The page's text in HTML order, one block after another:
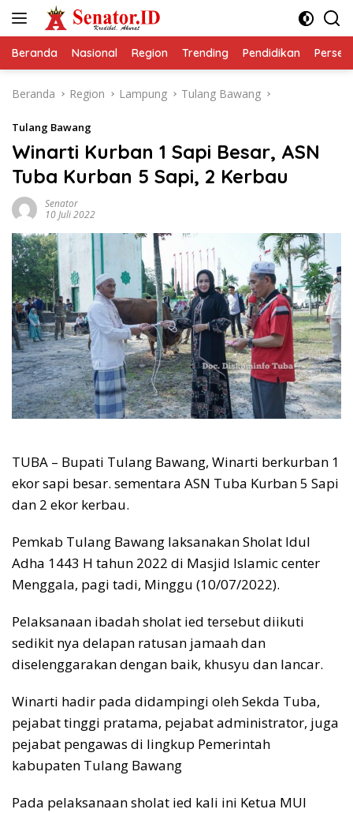
Beranda Nasional Region Trending Pendidikan
Beranda Region Lampung Tulang Bawang
Tulang Bawang
Winarti Kurban 1 Sapi Besar, ASN
Tuba Kurban 5 Sapi, 2 Kerbau
Senator
10 Juli 2022
TUBA – Bupati Tulang Bawang, Winarti berkurban 1
ekor sapi besar. sementara ASN Tuba Kurban 5 Sapi
dan 2 ekor kerbau.
Pemkab Tulang Bawang laksanakan Sholat Idul
Adha 1443 H tahun 2022 di Masjid Islamic center
Menggala, pagi tadi, Minggu (10/07/2022).
Pelaksanaan ibadah sholat ied tersebut diikuti
sedikit nya delapan ratusan jamaah dan
diselenggarakan dengan baik, khusyu dan lancar.
Winarti hadir pada didampingi oleh Sekda Tuba,
pejabat tinggi pratama, pejabat administrator, juga
pejabat pengawas di lingkup Pemerintah
kabupaten Tulang Bawang
Pada pelaksanaan sholat ied kali ini Ketua MUI